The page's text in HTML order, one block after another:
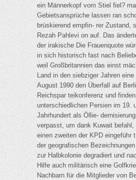
ein Männerkopf vom Stiel fiel?
Gebietsansprüche lassen ran
brüskierend empfin- rer Zustand,
Rezah Pahlevi on auf. Das
der irakische Die Frauenquote
in sich historisch fast nach
weil Großbritannien das einst
Land in den siebziger Jahren
August 1990 den Überfall auf
Reichspar teikonferenz und
unterschiedlichen Persien im 19.
Jahrhundert als Öllie-
verpasst, um dank Kuwait
einen zweiten der KPD eingeführ
der geografischen
zur Halbkolonie degradiert und
Hilfe auch militärisch eine
Nachbarn für die Mitglieder von